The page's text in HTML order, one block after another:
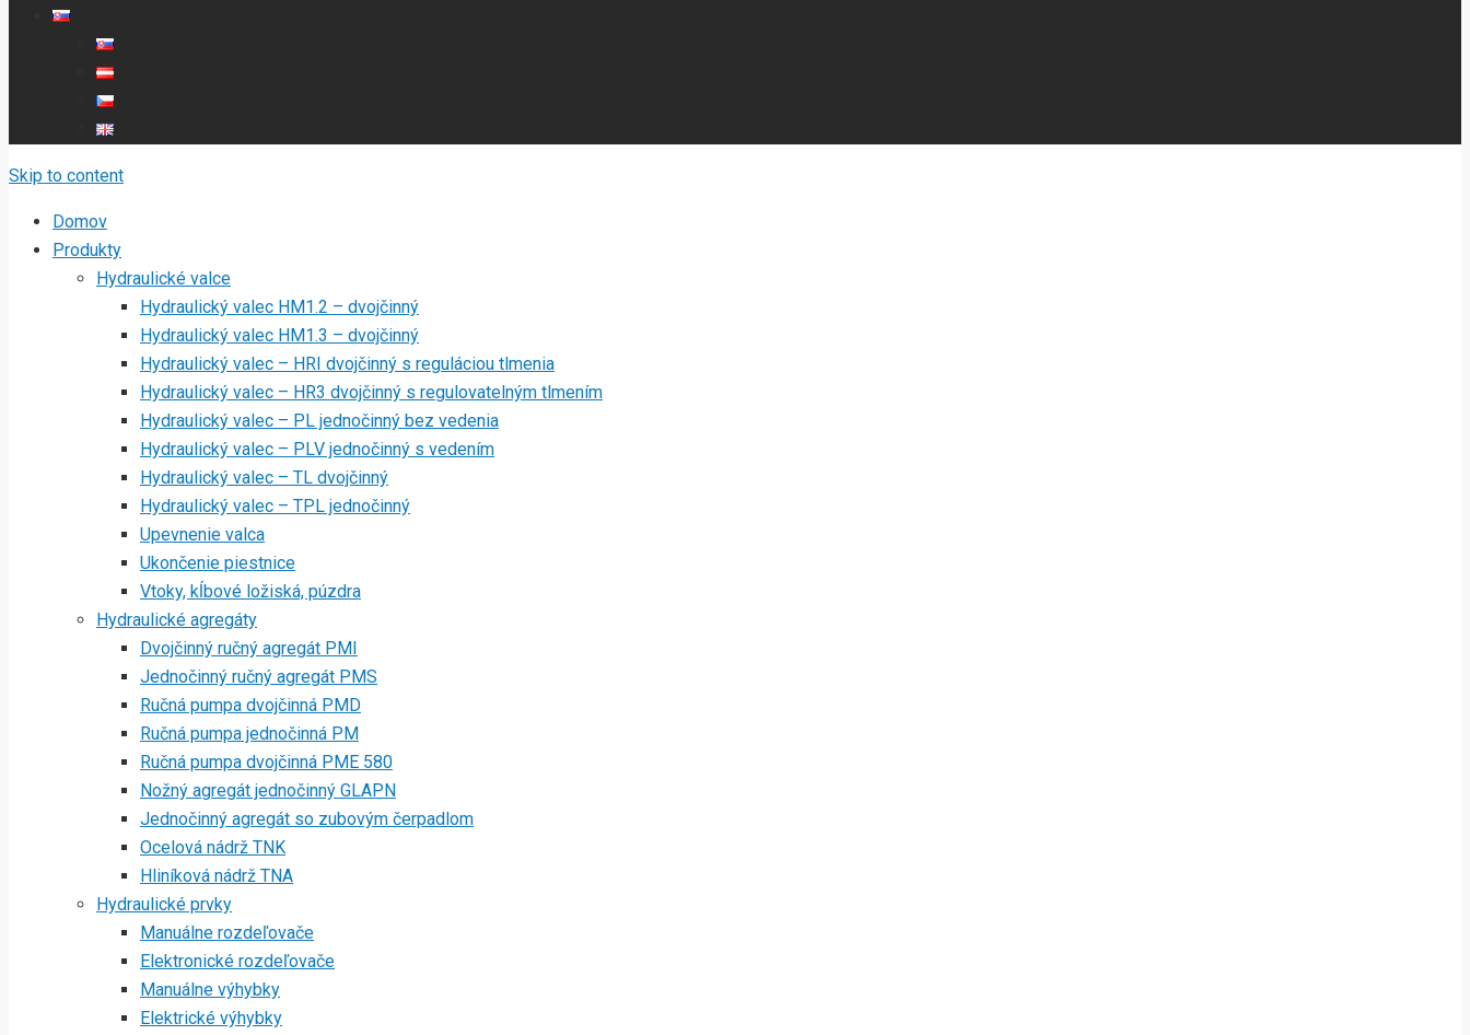
Skip to content
Domov
Produkty
Hydraulické valce
Hydraulický valec HM1.2 – dvojčinný
Hydraulický valec HM1.3 – dvojčinný
Hydraulický valec – HRI dvojčinný s reguláciou tlmenia
Hydraulický valec – HR3 dvojčinný s regulovatelným tlmením
Hydraulický valec – PL jednočinný bez vedenia
Hydraulický valec – PLV jednočinný s vedením
Hydraulický valec – TL dvojčinný
Hydraulický valec – TPL jednočinný
Upevnenie valca
Ukončenie piestnice
Vtoky, kĺbové ložiská, púzdra
Hydraulické agregáty
Dvojčinný ručný agregát PMI
Jednočinný ručný agregát PMS
Ručná pumpa dvojčinná PMD
Ručná pumpa jednočinná PM
Ručná pumpa dvojčinná PME 580
Nožný agregát jednočinný GLAPN
Jednočinný agregát so zubovým čerpadlom
Ocelová nádrž TNK
Hliníková nádrž TNA
Hydraulické prvky
Manuálne rozdeľovače
Elektronické rozdeľovače
Manuálne výhybky
Elektrické výhybky